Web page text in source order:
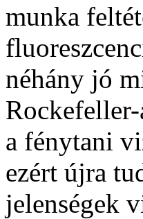
munka
néhány jó
a fénytani
ezért újra
jelenségek